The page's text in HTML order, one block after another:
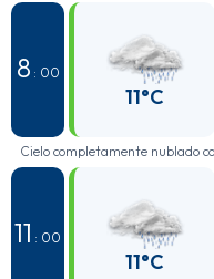
8 : 00
11°C
Cielo completamente nublado
11 : 00
11°C